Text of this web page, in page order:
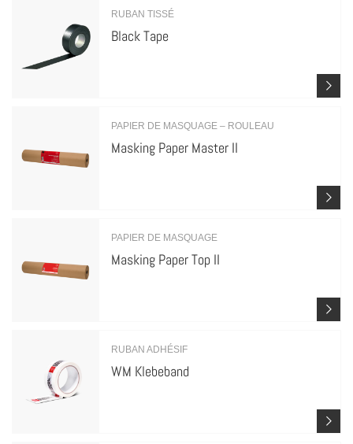
RUBAN TISSÉ
Black Tape
PAPIER DE MASQUAGE – ROULEAU
Masking Paper Master II
PAPIER DE MASQUAGE
Masking Paper Top II
RUBAN ADHÉSIF
WM Klebeband